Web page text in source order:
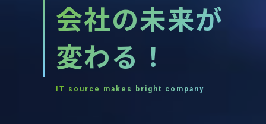
会社の未来が
変わる！
IT source makes bright company